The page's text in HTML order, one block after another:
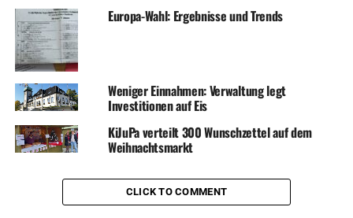
Europa-Wahl: Ergebnisse und Trends
Weniger Einnahmen: Verwaltung legt
Investitionen auf Eis
KiJuPa verteilt 300 Wunschzettel auf dem
Weihnachtsmarkt
CLICK TO COMMENT